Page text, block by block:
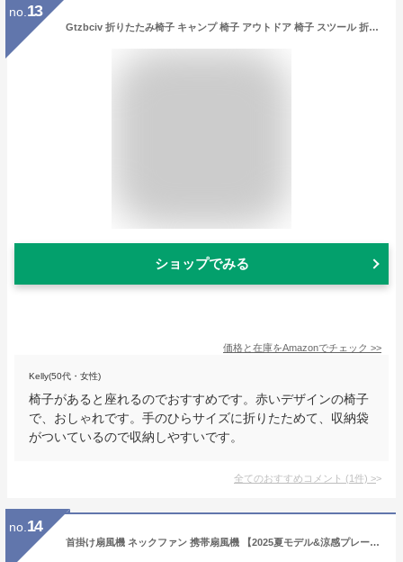
no. 13
Gtzbciv 折りたたみ椅子 キャンプ 椅子 アウトドア 椅子 スツール 折り畳み椅子 コンパクト キャンプ チェア アウトドアチェア ローチェア 軽量 持ち運び 携帯 小さい イス おしゃれ チェア アルミ合金 BBQ お花見 運動会 花火大会 釣り (レッド(収納袋付属))
ショップでみる
価格と在庫をAmazonでチェック >>
Kelly(50代・女性)
椅子があると座れるのでおすすめです。赤いデザインの椅子
で、おしゃれです。手のひらサイズに折りたためて、収納袋
がついているので収納しやすいです。
全てのおすすめコメント (1件) >
no. 14
首掛け扇風機 ネックファン 携帯扇風機 【2025夏モデル&涼感プレート&LCD液晶ディスプレイ】 小型 扇風機 ポータブル扇風機 軽量 羽根なし 15db静音 コンパクト 大風量 ハンズフリーファン 3段階風量調整 16時間連続使用 Type-C充電式 節電 熱さ/高温対策/花見/花火大会/防災グッズ/通勤通学/旅行 母の日 父の日 プレゼン